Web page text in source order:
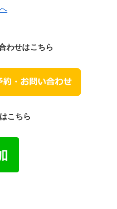
わせはこちら
こちら